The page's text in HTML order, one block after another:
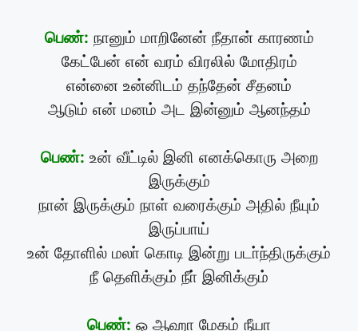
பெண்: நானும் மாறினேன் நீதான் காரணம்
கேட்பேன் என் வரம் விரலில் மோதிரம்
என்னை உன்னிடம் தந்தேன் சீதனம்
ஆடும் என் மனம் அட இன்னும் ஆனந்தம்
பெண்: உன் வீட்டில் இனி எனக்கொரு அறை
இருக்கும்
நான் இருக்கும் நாள் வரைக்கும் அதில் நீயும்
இருப்பாய்
உன் தோளில் மலா் கொடி இன்று படா்ந்திருக்கும்
நீ தெளிக்கும் நீா் இனிக்கும்
பெண்: ஓ ஆஹா மேகம் நீயா